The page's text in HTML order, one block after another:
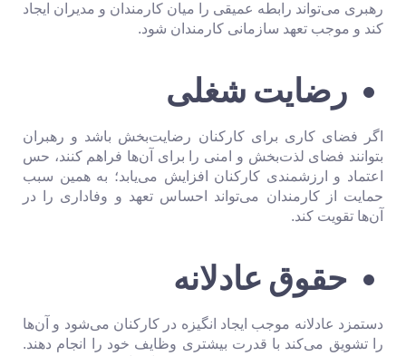
رهبری می‌تواند رابطه عمیقی را میان کارمندان و مدیران ایجاد
کند و موجب تعهد سازمانی کارمندان شود.
رضایت شغلی
اگر فضای کاری برای کارکنان رضایت‌بخش باشد و رهبران
بتوانند فضای لذت‌بخش و امنی را برای آن‌ها فراهم کنند، حس
اعتماد و ارزشمندی کارکنان افزایش می‌یابد؛ به همین سبب
حمایت از کارمندان می‌تواند احساس تعهد و وفاداری را در
آن‌ها تقویت کند.
حقوق عادلانه
دستمزد عادلانه موجب ایجاد انگیزه در کارکنان می‌شود و آن‌ها
را تشویق می‌کند با قدرت بیشتری وظایف خود را انجام دهند.